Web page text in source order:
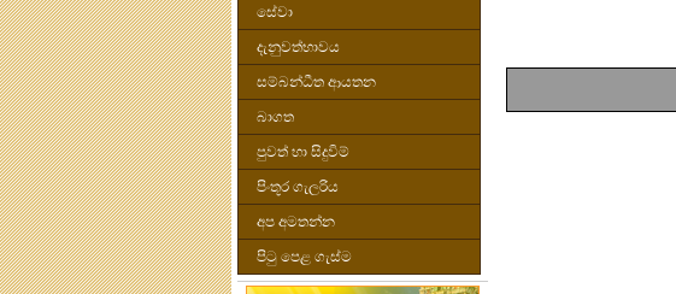
සේවා
දැනුවත්භාවය
සම්බන්ධීත ආයතන
බාගත
පුවත් හා සිදුවිම්
පිංතූර ගැලරිය
අප අමතන්න
පිටු පෙළ ගැස්ම